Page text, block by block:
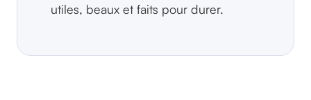
utiles, beaux et faits pour durer.